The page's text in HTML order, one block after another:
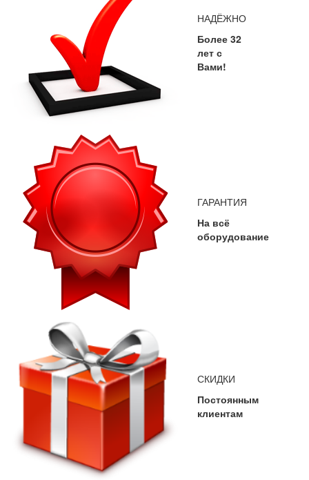
НАДЁЖНО
Более 32
лет с
Вами!
ГАРАНТИЯ
На всё
оборудование
СКИДКИ
Постоянным
клиентам